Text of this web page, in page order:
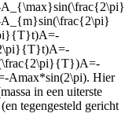
Amax*sin(2\pi). Hier
in een uiterste
tegengesteld gericht